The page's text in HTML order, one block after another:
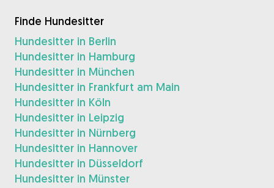
Finde Hundesitter
Hundesitter in Berlin
Hundesitter in Hamburg
Hundesitter in München
Hundesitter in Frankfurt am Main
Hundesitter in Köln
Hundesitter in Leipzig
Hundesitter in Nürnberg
Hundesitter in Hannover
Hundesitter in Düsseldorf
Hundesitter in Münster